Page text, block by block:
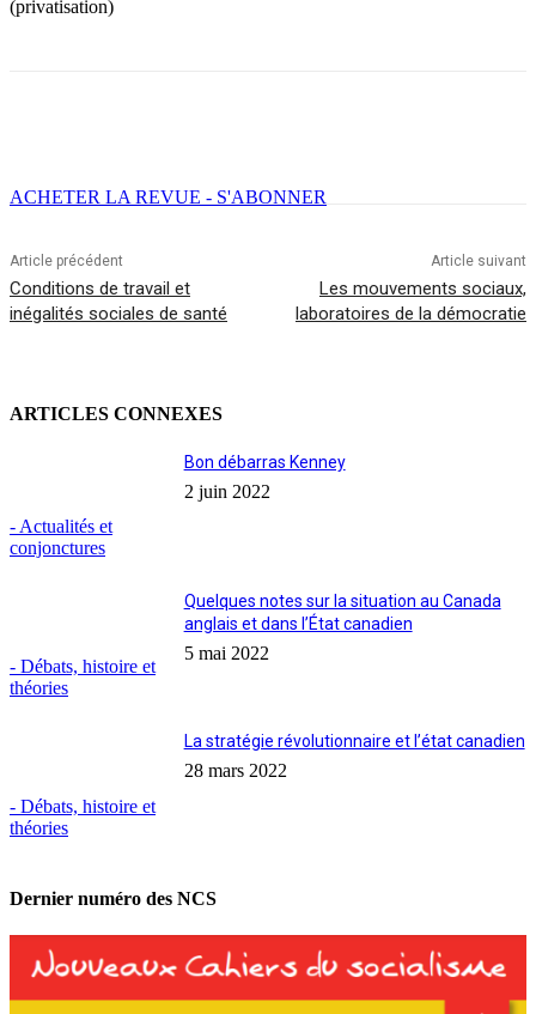
(privatisation)
ACHETER LA REVUE - S'ABONNER
Article précédent
Conditions de travail et
inégalités sociales de santé
Article suivant
Les mouvements sociaux,
laboratoires de la démocratie
ARTICLES CONNEXES
- Actualités et
conjonctures
Bon débarras Kenney
2 juin 2022
- Débats, histoire et
théories
Quelques notes sur la situation au Canada
anglais et dans l’État canadien
5 mai 2022
- Débats, histoire et
théories
La stratégie révolutionnaire et l’état canadien
28 mars 2022
Dernier numéro des NCS